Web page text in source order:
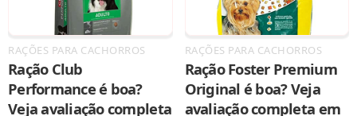
RAÇÕES PARA CACHORROS
Ração Club
Performance é boa?
Veja avaliação completa
RAÇÕES PARA CACHORROS
Ração Foster Premium
Original é boa? Veja
avaliação completa em